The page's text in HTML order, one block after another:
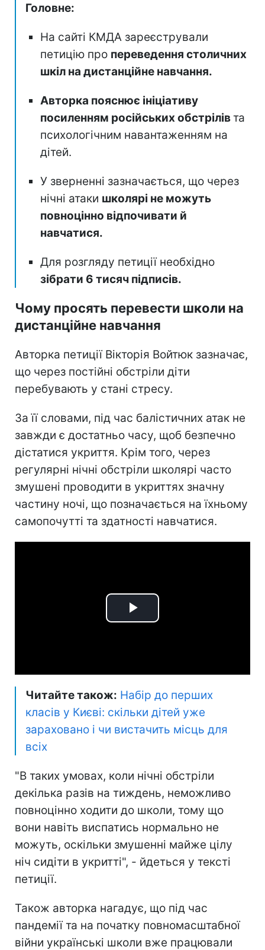
Головне:
На сайті КМДА зареєстрували
петицію про переведення столичних
шкіл на дистанційне навчання.
Авторка пояснює ініціативу
посиленням російських обстрілівта
психологічним навантаженням на
дітей.
У зверненні зазначається, що через
нічні атаки школярі не можуть
повноцінно відпочивати й
навчатися.
Для розгляду петиції необхідно
зібрати 6 тисяч підписів.
Чому просять перевести школи на
дистанційне навчання
Авторка петиції Вікторія Войтюк зазначає,
що через постійні обстріли діти
перебувають у стані стресу.
За її словами, під час балістичних атак не
завжди є достатньо часу, щоб безпечно
дістатися укриття. Крім того, через
регулярні нічні обстріли школярі часто
змушені проводити в укриттях значну
частину ночі, що позначається на їхньому
самопочутті та здатності навчатися.
Play
Читайте також: Набір до перших
класів у Києві: скільки дітей уже
зараховано і чи вистачить місць для
всіх
"В таких умовах, коли нічні обстріли
декілька разів на тиждень, неможливо
повноцінно ходити до школи, тому що
вони навіть виспатись нормально не
можуть, оскільки змушенні майже цілу
ніч сидіти в укритті", - йдеться у тексті
петиції.
Також авторка нагадує, що під час
пандемії та на початку повномасштабної
війни українські школи вже працювали